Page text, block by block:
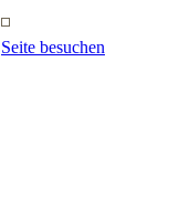
Seite besuchen